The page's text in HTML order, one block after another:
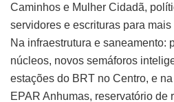
Caminhos e Mulher Cidadã,
servidores e escrituras para
Na infraestrutura e saneamento:
núcleos, novos semáforos
estações do BRT no Centro, e
EPAR Anhumas, reservatório de